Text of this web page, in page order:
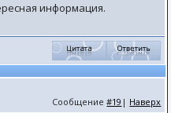
информация.
Сообщение#19 | Наверх